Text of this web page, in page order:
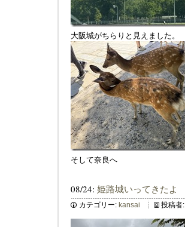
大阪城がちらりと見えました。
そして奈良へ
08/24: 姫路城いってきたよ
カテゴリー: kansai 投稿者: